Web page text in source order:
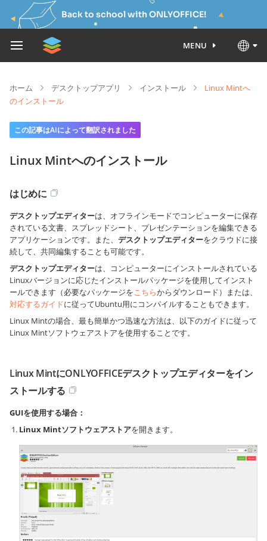
Back to school with ONLYOFFICE!
MENU
ホーム デスクトップアプリ インストール
Linux Mintへ
のインストール
この記事はAIによって翻訳されました
Linux Mintへのインストール
はじめに
デスクトップエディターは、オフラインモードでコンピューターに保存
されている文書、スプレッドシート、プレゼンテーションを編集できる
アプリケーションです。また、 デスクトップエディターをクラウドに接
続して、共同編集することも可能です。
デスクトップエディターは、コンピューターにインストールされている
Linuxバージョンに応じたインストールパッケージを使用してインスト
ールできます（必要なパッケージをこちらからダウンロード）または、
対応するガイドに従ってUbuntu用にコンパイルすることもできます。
Linux Mintの場合、最も簡単かつ迅速な方法は、以下のガイドに従って
Linux Mintソフトウェアストアを使用することです。
Linux MintにONLYOFFICEデスクトップエディターをイン
ストールする
GUIを使用する場合：
Linux Mintソフトウェアストアを開きます。